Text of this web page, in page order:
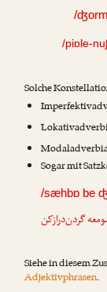
/
/piɒle-
Solche
Sogar mit
/sæhbɒ be
گردن‌درازکن
Siehe in diesem
Adjektivphrasen.